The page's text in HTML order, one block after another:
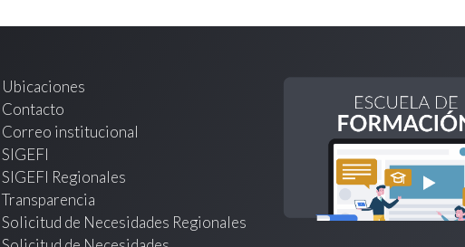
Ubicaciones
Contacto
Correo institucional
SIGEFI
SIGEFI Regionales
Transparencia
Solicitud de Necesidades Regionales